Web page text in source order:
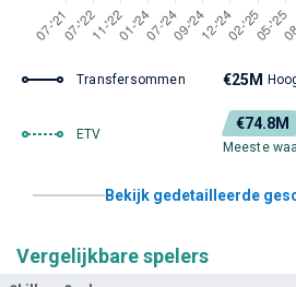
Transfersommen €25M
ETV
€74.8M
Meeste
Bekijk gedetailleerde
Vergelijkbare spelers